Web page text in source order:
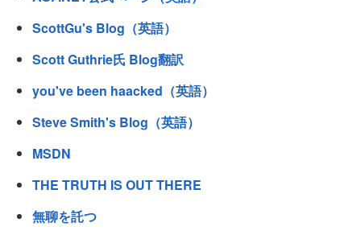
ScottGu's Blog（英語）
Scott Guthrie氏 Blog翻訳
you've been haacked（英語）
Steve Smith's Blog（英語）
MSDN
THE TRUTH IS OUT THERE
無聊を託つ